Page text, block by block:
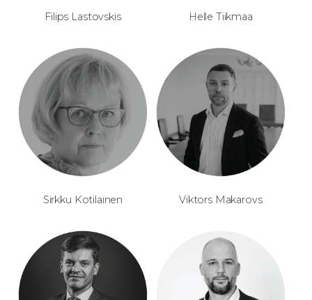
Filips Lastovskis Helle Tiikmaa
Sirkku Kotilainen Viktors Makarovs